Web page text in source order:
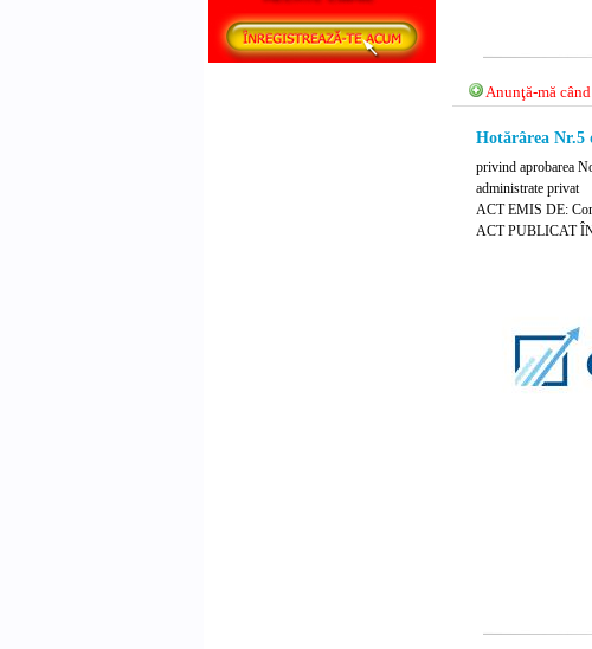
Anunţă-mă
Hotărârea Nr.5
privind aprobarea
administrate privat
ACT EMIS DE:
ACT PUBLICAT